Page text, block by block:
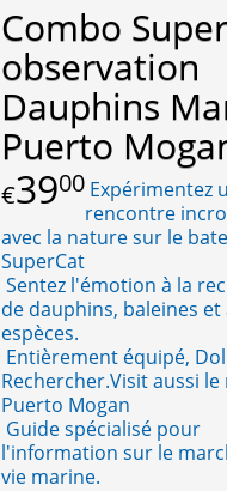
Combo
observation
Dauphins
Puerto
€3900 Expérimentez
rencontre
avec la nature sur le
SuperCat
Sentez l'émotion à la
de dauphins, baleines et
espèces.
Entièrement équipé,
Rechercher.Visit aussi le
Puerto Mogan
Guide spécialisé pour
l'information sur le
vie marine.